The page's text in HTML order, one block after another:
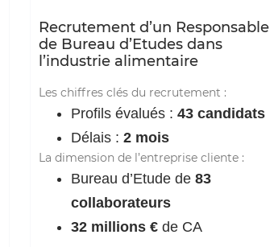
Recrutement d’un Responsable
de Bureau d’Etudes dans
l’industrie alimentaire
Les chiffres clés du recrutement :
Profils évalués : 43 candidats
Délais : 2 mois
La dimension de l’entreprise cliente :
Bureau d’Etude de 83
collaborateurs
32 millions €de CA